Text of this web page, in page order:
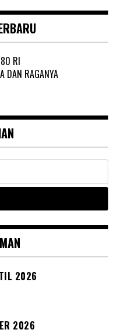
RI
DAN RAGANYA
2026
2026